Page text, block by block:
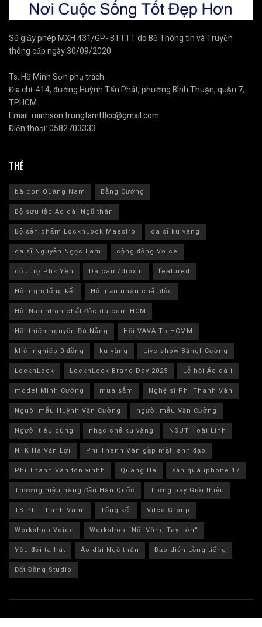
Số giấy phép MXH 431/GP- BTTTT do Bộ Thông tin và Truyền
thông cấp ngày 30/09/2020
Ts. Hồ Minh Sơn phụ trách.
Địa chỉ: 414, đường Huỳnh Tấn Phát, phường Bình Thuận, quận 7,
TP.HCM
Email:minhson.trungtamttlcc@gmail.com
Điện thoại:0582703333
THẺ
bà con Quảng Nam
Bằng Cường
Bộ sưu tập Áo dài Ngũ thân
Bộ sản phẩm LocknLock Maestro
ca sĩ ku vàng
ca sĩ Nguyễn Ngọc Lam
cộng đồng Voice
cứu trợ Phs Yên
Da cam/dioxin
featured
Hội nghị tổng kết
Hội nạn nhân chất độc
Hội Nạn nhân chất độc da cam HCM
Hội thiện nguyện Đà Nẵng
Hội VAVA Tp.HCMM
khởi nghiệp 0 đồng
ku vàng
Live show Băngf Cường
LocknLock
LocknLock Brand Day 2025
Lễ hội Áo dàii
model Minh Cường
mua sắm
Nghệ sĩ Phi Thanh Vân
Nguòi mẫu Huỳnh Văn Cường
người mẫu Văn Cường
Người tiêu dùng
nhạc chế ku vàng
NSUT Hoài Linh
NTK Hà Văn Lợi
Phi Thanh Vân gặp mặt lãnh đạo
Phi Thanh Vân tôn vinhh
Quang Hà
săn quà iphone 17
Thương hiệu hàng đầu Hàn Quốc
Trưng bày Giới thiệu
TS Phi Thanh Vânn
Tổng kết
Vilco Group
Workshop Voice
Workshop “Nối Vòng Tay Lớn”
Yêu đời ta hát
Áo dài Ngũ thân
Đạo diễn Lồng tiếng
Đất Đồng Studio